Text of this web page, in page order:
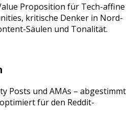
Proposition für Tech-affine
kritische Denker in Nord-
Säulen und Tonalität.
Posts und AMAs – abgestimmt
für den Reddit-